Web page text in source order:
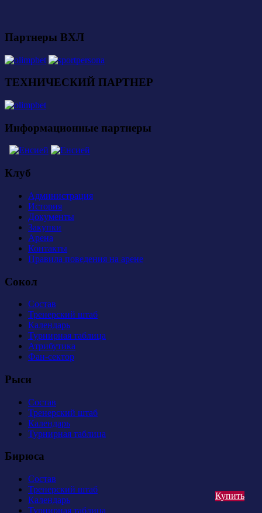
Купить
Партнеры ВХЛ
ТЕХНИЧЕСКИЙ ПАРТНЕР
Информационные партнеры
Клуб
Администрация
История
Документы
Закупки
Арена
Контакты
Правила поведения на арене
Сокол
Состав
Тренерский штаб
Календарь
Турнирная таблица
Атрибутика
Фан-сектор
Рыси
Состав
Тренерский штаб
Календарь
Турнирная таблица
Бирюса
Состав
Тренерский штаб
Календарь
Турнирная таблица